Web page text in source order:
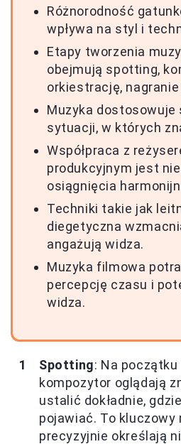
Różnorodność
wpływa na styl i
Etapy tworzenia
obejmują spotting,
orkiestrację,
Muzyka dostosowuje
sytuacji, w których
Współpraca z
produkcyjnym jest
osiągnięcia
Techniki takie jak
diegetyczna
angażują widza.
Muzyka filmowa
percepcję czasu i
widza.
Spotting: Na
kompozytor oglądają
ustalić dokładnie,
pojawiać. To
precyzyjnie określają